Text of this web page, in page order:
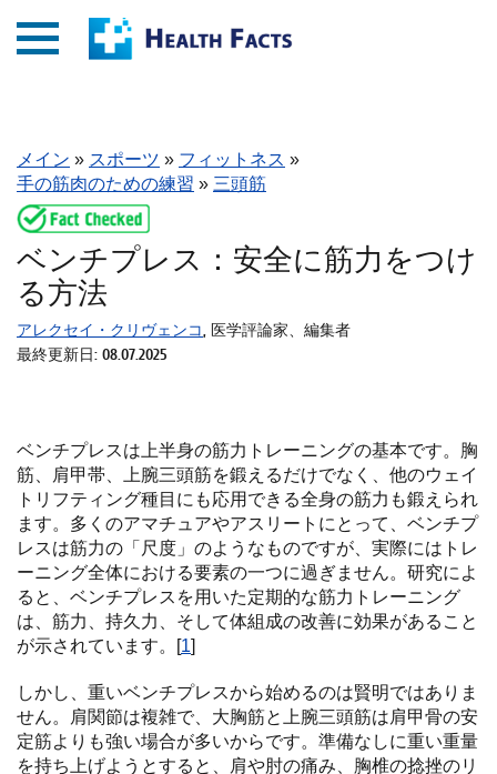
メイン » スポーツ » フィットネス »
手の筋肉のための練習 » 三頭筋
ベンチプレス：安全に筋力をつけ
る方法
アレクセイ・クリヴェンコ, 医学評論家、編集者
最終更新日: 08.07.2025
ベンチプレスは上半身の筋力トレーニングの基本です。胸
筋、肩甲帯、上腕三頭筋を鍛えるだけでなく、他のウェイ
トリフティング種目にも応用できる全身の筋力も鍛えられ
ます。多くのアマチュアやアスリートにとって、ベンチプ
レスは筋力の「尺度」のようなものですが、実際にはトレ
ーニング全体における要素の一つに過ぎません。研究によ
ると、ベンチプレスを用いた定期的な筋力トレーニング
は、筋力、持久力、そして体組成の改善に効果があること
が示されています。[1]
しかし、重いベンチプレスから始めるのは賢明ではありま
せん。肩関節は複雑で、大胸筋と上腕三頭筋は肩甲骨の安
定筋よりも強い場合が多いからです。準備なしに重い重量
を持ち上げようとすると、肩や肘の痛み、胸椎の捻挫のリ